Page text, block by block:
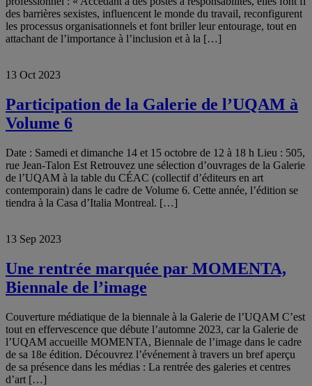
des barrières sexistes, influencent le monde du travail, reconfigurent
les processus organisationnels et font briller leur entourage, tout en
attachant de l’importance à l’inclusion et à la […]
13 Oct 2023
Participation de la Galerie de l’UQAM à
Volume 6
Date : Samedi et dimanche 14 et 15 octobre de 12 à 18 h Lieu : 505,
rue Jean-Talon Est Retrouvez une sélection d’ouvrages de la Galerie
de l’UQAM à la table du CÉAC (collectif d’éditeurs en art
contemporain) dans le cadre de Volume 6. Cette année, l’édition se
tiendra à la Casa d’Italia Montreal. […]
13 Sep 2023
Une rentrée marquée par MOMENTA,
Biennale de l’image
Couverture médiatique de la biennale à la Galerie de l’UQAM C’est
tout en effervescence que débute l’automne 2023, car la Galerie de
l’UQAM accueille MOMENTA, Biennale de l’image dans le cadre
de sa 18e édition. Découvrez l’événement à travers un bref aperçu
de sa présence dans les médias : La rentrée des galeries et centres
d’art […]